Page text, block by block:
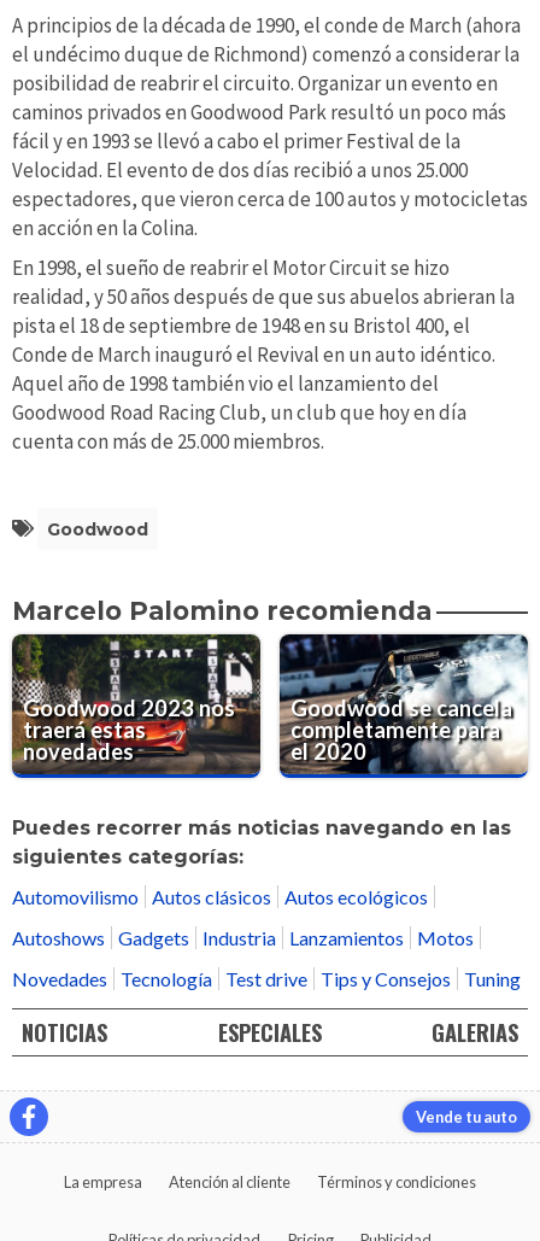
A principios de la década de 1990, el conde de March (ahora
el undécimo duque de Richmond) comenzó a considerar la
posibilidad de reabrir el circuito. Organizar un evento en
caminos privados en Goodwood Park resultó un poco más
fácil y en 1993 se llevó a cabo el primer Festival de la
Velocidad. El evento de dos días recibió a unos 25.000
espectadores, que vieron cerca de 100 autos y motocicletas
en acción en la Colina.
En 1998, el sueño de reabrir el Motor Circuit se hizo
realidad, y 50 años después de que sus abuelos abrieran la
pista el 18 de septiembre de 1948 en su Bristol 400, el
Conde de March inauguró el Revival en un auto idéntico.
Aquel año de 1998 también vio el lanzamiento del
Goodwood Road Racing Club, un club que hoy en día
cuenta con más de 25.000 miembros.
Goodwood
Marcelo Palomino recomienda
Goodwood 2023 nos
traerá estas
novedades
Goodwood se cancela
completamente para
el 2020
Puedes recorrer más noticias navegando en las
siguientes categorías:
Automovilismo
Autos clásicos
Autos ecológicos
Autoshows
Gadgets Industria Lanzamientos
Motos
Novedades
Tecnología Test drive Tips y Consejos Tuning
NOTICIAS ESPECIALES GALERIAS
Vende tu auto
La empresa Atención al cliente Términos y condiciones